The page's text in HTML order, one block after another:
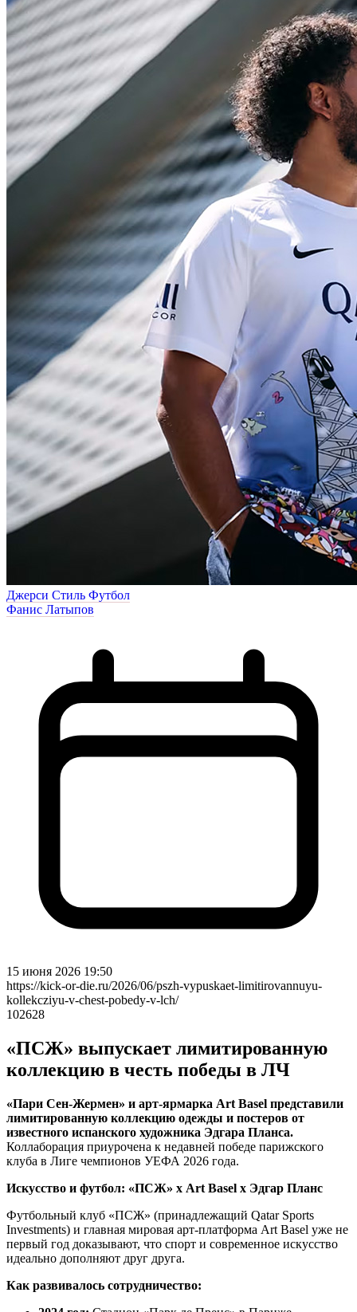
Джерси Стиль Футбол
Фанис Латыпов
15 июня 2026 19:50
https://kick-or-die.ru/2026/06/pszh-vypuskaet-limitirovannuyu-
kollekcziyu-v-chest-pobedy-v-lch/
102628
«ПСЖ» выпускает лимитированную
коллекцию в честь победы в ЛЧ
«Пари Сен-Жермен» и арт-ярмарка Art Basel представили
лимитированную коллекцию одежды и постеров от
известного испанского художника Эдгара Планса.
Коллаборация приурочена к недавней победе парижского
клуба в Лиге чемпионов УЕФА 2026 года.
Искусство и футбол: «ПСЖ» х Art Basel х Эдгар Планс
Футбольный клуб «ПСЖ» (принадлежащий Qatar Sports
Investments) и главная мировая арт-платформа Art Basel уже не
первый год доказывают, что спорт и современное искусство
идеально дополняют друг друга.
Как развивалось сотрудничество: